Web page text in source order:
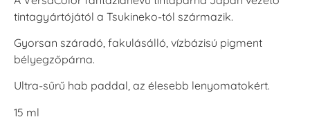
tintagyártójától a Tsukineko-tól származik.
Gyorsan száradó, fakulásálló, vízbázisú pigment
bélyegzőpárna.
Ultra-sűrű hab paddal, az élesebb lenyomatokért.
15 ml